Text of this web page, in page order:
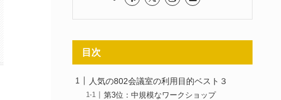
目次
人気の802会議室の利用目的ベスト３
第3位：中規模なワークショップ